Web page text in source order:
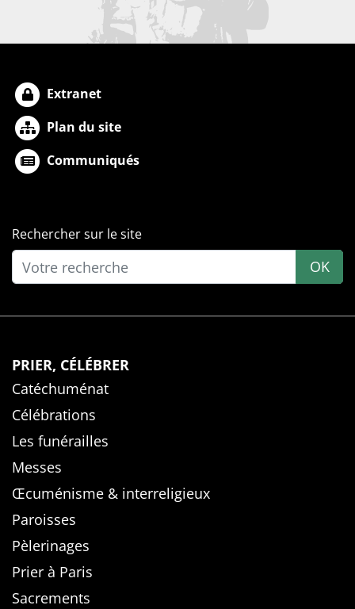
Extranet
Plan du site
Communiqués
Rechercher sur le site
OK
PRIER, CÉLÉBRER
Catéchuménat
Célébrations
Les funérailles
Messes
Œcuménisme & interreligieux
Paroisses
Pèlerinages
Prier à Paris
Sacrements